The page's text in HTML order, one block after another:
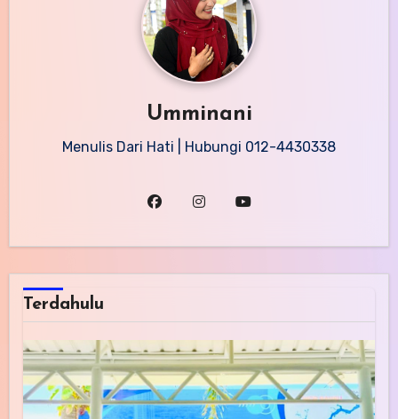
Umminani
Menulis Dari Hati | Hubungi 012-4430338
Terdahulu